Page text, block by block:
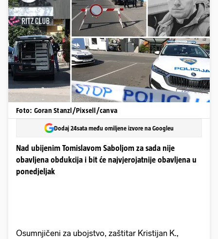
Foto: Goran Stanzl/Pixsell/canva
Dodaj 24sata među omiljene izvore na Googleu
Nad ubijenim Tomislavom Saboljom za sada nije
obavljena obdukcija i bit će najvjerojatnije obavljena u
ponedjeljak
Osumnjičeni za ubojstvo, zaštitar Kristijan K.,